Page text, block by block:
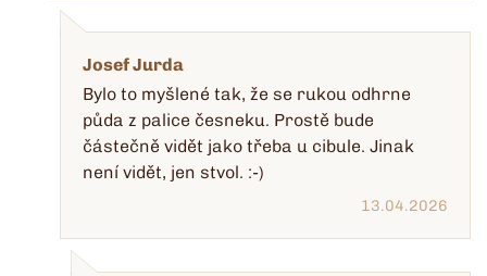
Josef Jurda
Bylo to myšlené tak, že se rukou odhrne
půda z palice česneku. Prostě bude
částečně vidět jako třeba u cibule. Jinak
není vidět, jen stvol. :-)
13.04.2026